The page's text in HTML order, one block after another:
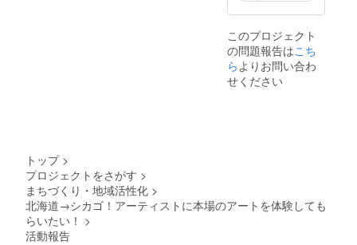
このプロジェクト
の問題報告はこち
らよりお問い合わ
せください
トップ >
プロジェクトをさがす >
まちづくり・地域活性化 >
北海道→シカゴ！アーティストに本場のアートを体験しても
らいたい！ >
活動報告